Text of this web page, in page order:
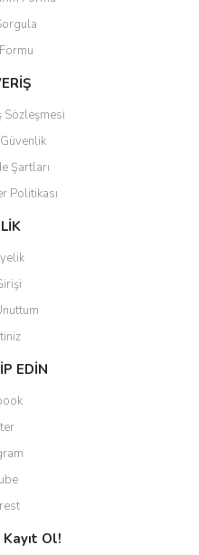
olmalı.
Sözleşmesi
Şartları
Politikası
EDİN
Ol!